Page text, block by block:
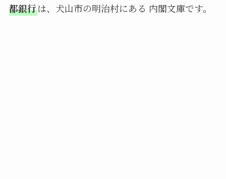
都銀行は、犬山市の明治村にある 内閣文庫です。